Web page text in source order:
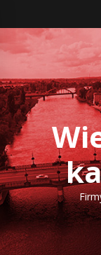
to
content